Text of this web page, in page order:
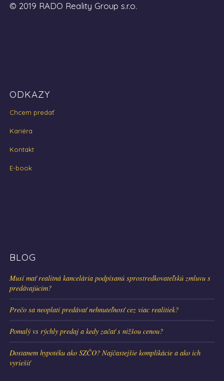
© 2019 RADO Reality Group s.r.o.
ODKAZY
Chcem predať
Kariéra
Kontakt
E-book
BLOG
Musí mať realitná kancelária podpísanú sprostredkovateľskú zmluvu s
predávajúcim?
Prečo sa neoplatí predávať nehnuteľnosť cez viac realitiek?
Pomalý vs rýchly predaj a kedy začať s nižšou cenou?
Dostanem hypotéku ako SZČO? Najčastejšie komplikácie a ako ich
vyriešiť